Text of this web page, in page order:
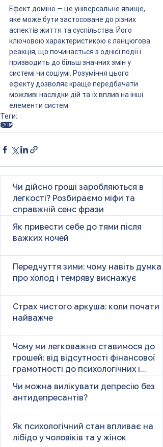
Ефект доміно — це універсальне явище,
яке може бути застосоване до різних
аспектів життя та суспільства. Його
ключовою характеристикою є ланцюгова
реакція, що починається з однієї події і
призводить до більш значних змін у
системі чи соціумі. Розуміння цього
ефекту дозволяє краще передбачати
можливі наслідки дій та їх вплив на інші
елементи систем.
Теги:
👉 це
Чи дійсно гроші заробляються в
легкості? Розбираємо міфи та
справжній сенс фрази
Як привести себе до тями після
важких ночей
Передчуття зими: чому навіть думка
про холод і темряву виснажує
Страх чистого аркуша: коли почати
найважче
Чому ми легковажно ставимося до
грошей: від відсутності фінансової
грамотності до психологічних і
Чи можна вилікувати депресію без
антидепресантів?
Як психологічний стан впливає на
лібідо у чоловіків та у жінок